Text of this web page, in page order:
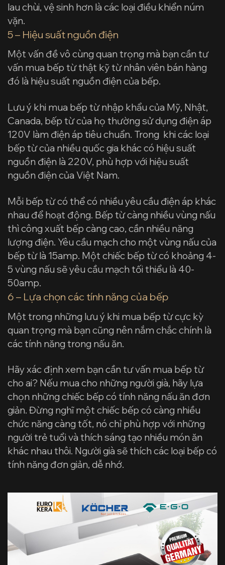
lau chùi, vệ sinh hơn là các loại điều khiển núm
vặn.
5 – Hiệu suất nguồn điện
Một vấn đề vô cùng quan trọng mà bạn cần tư
vấn mua bếp từ thật kỹ từ nhân viên bán hàng
đó là hiệu suất nguồn điện của bếp.
Lưu ý khi mua bếp từ nhập khẩu của Mỹ, Nhật,
Canada, bếp từ của họ thường sử dụng điện áp
120V làm điện áp tiêu chuẩn. Trong khi các loại
bếp từ của nhiều quốc gia khác có hiệu suất
nguồn điện là 220V, phù hợp với hiệu suất
nguồn điện của Việt Nam.
Mỗi bếp từ có thể có nhiều yêu cầu điện áp khác
nhau để hoạt động. Bếp từ càng nhiều vùng nấu
thì công xuất bếp càng cao, cần nhiều năng
lượng điện. Yêu cầu mạch cho một vùng nấu của
bếp từ là 15amp. Một chiếc bếp từ có khoảng 4-
5 vùng nấu sẽ yêu cầu mạch tối thiểu là 40-
50amp.
6 – Lựa chọn các tính năng của bếp
Một trong những lưu ý khi mua bếp từ cực kỳ
quan trọng mà bạn cũng nên nắm chắc chính là
các tính năng trong nấu ăn.
Hãy xác định xem bạn cần tư vấn mua bếp từ
cho ai? Nếu mua cho những người già, hãy lựa
chọn những chiếc bếp có tính năng nấu ăn đơn
giản. Đừng nghĩ một chiếc bếp có càng nhiều
chức năng càng tốt, nó chỉ phù hợp với những
người trẻ tuổi và thích sáng tạo nhiều món ăn
khác nhau thôi. Người già sẽ thích các loại bếp có
tính năng đơn giản, dễ nhớ.